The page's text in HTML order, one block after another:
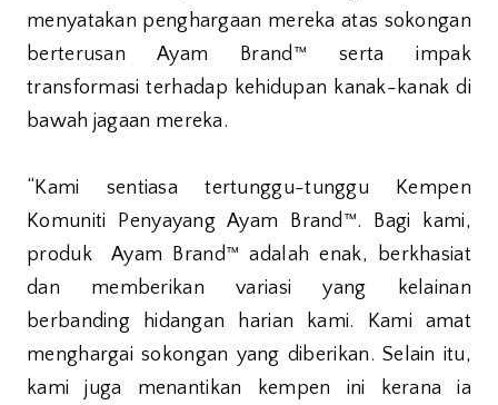
menyatakan penghargaan mereka atas sokongan
berterusan Ayam Brand™ serta impak
transformasi terhadap kehidupan kanak-kanak di
bawah jagaan mereka.
“Kami sentiasa tertunggu-tunggu Kempen
Komuniti Penyayang Ayam Brand™. Bagi kami,
produk Ayam Brand™ adalah enak, berkhasiat
dan memberikan variasi yang kelainan
berbanding hidangan harian kami. Kami amat
menghargai sokongan yang diberikan. Selain itu,
kami juga menantikan kempen ini kerana ia